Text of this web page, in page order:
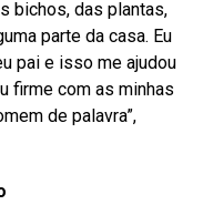
bichos, das plantas,
parte da casa. Eu
pai e isso me ajudou
firme com as minhas
de palavra”,